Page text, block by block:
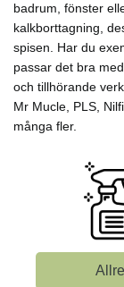
badrum, fönster
kalkborttagning,
spisen. Har du
passar det bra
och tillhörande
Mr Mucle, PLS,
många fler.